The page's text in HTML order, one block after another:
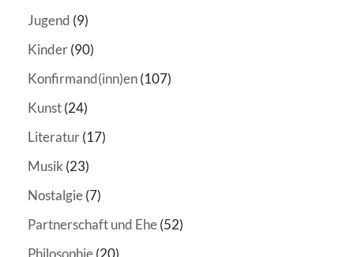
Jugend (9)
Kinder(90)
Konfirmand(inn)en(107)
Kunst(24)
Literatur(17)
Musik (23)
Nostalgie(7)
Partnerschaft und Ehe(52)
Philosophie(20)